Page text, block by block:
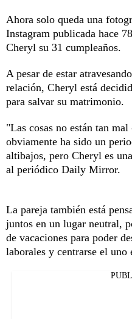
Ahora solo queda una
Instagram publicada hace
Cheryl su 31 cumpleaños.
A pesar de estar
relación, Cheryl está
para salvar su matrimonio.
"Las cosas no están tan
obviamente ha sido un
altibajos, pero Cheryl es
al periódico Daily Mirror.
La pareja también está
juntos en un lugar neutral,
de vacaciones para poder
laborales y centrarse el uno